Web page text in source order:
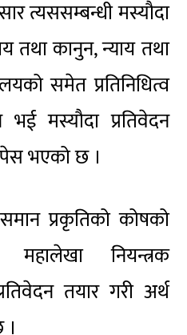
त्यससम्बन्धी मस्यौदा
तथा कानुन, न्याय तथा
समेत प्रतिनिधित्व
मस्यौदा प्रतिवेदन
भएको छ ।
प्रकृतिको कोषको
नियन्त्रक
तयार गरी अर्थ